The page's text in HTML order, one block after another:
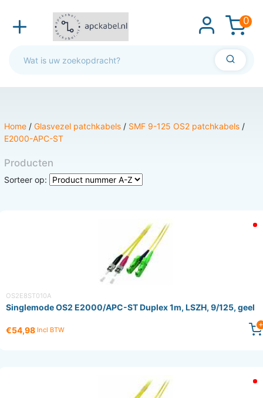
0
Home / Glasvezel patchkabels / SMF 9-125 OS2 patchkabels /
E2000-APC-ST
Producten
Sorteer op:
OS2E8ST010A
Singlemode OS2 E2000/APC-ST Duplex 1m, LSZH, 9/125, geel
€54,98 Incl BTW